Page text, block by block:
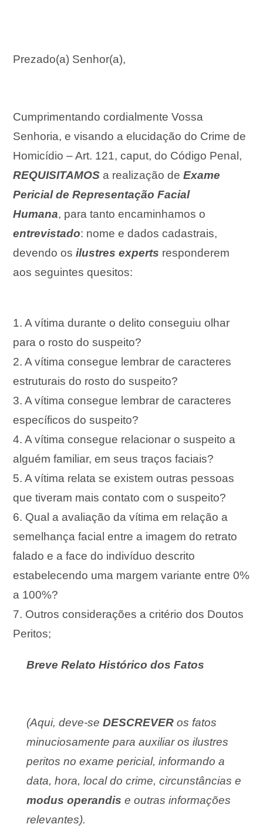
Prezado(a) Senhor(a),
Cumprimentando cordialmente Vossa
Senhoria, e visando a elucidação do Crime de
Homicídio – Art. 121, caput, do Código Penal,
REQUISITAMOS a realização deExame
Pericial de Representação Facial
Humana, para tanto encaminhamos o
entrevistado: nome e dados cadastrais,
devendo osilustres experts responderem
aos seguintes quesitos:
1. A vítima durante o delito conseguiu olhar
para o rosto do suspeito?
2. A vítima consegue lembrar de caracteres
estruturais do rosto do suspeito?
3. A vítima consegue lembrar de caracteres
específicos do suspeito?
4. A vítima consegue relacionar o suspeito a
alguém familiar, em seus traços faciais?
5.A vítima relata se existem outras pessoas
que tiveram mais contato com o suspeito?
6. Qual a avaliação da vítima em relação a
semelhança facial entre a imagem do retrato
falado e a face do indivíduo descrito
estabelecendo uma margem variante entre 0%
a 100%?
7. Outros considerações a critério dos Doutos
Peritos;
Breve Relato Histórico dos Fatos
(Aqui, deve-seDESCREVERos fatos
minuciosamente para auxiliar os ilustres
peritos no exame pericial, informando a
data, hora, local do crime, circunstâncias e
modus operandis e outras informações
relevantes).